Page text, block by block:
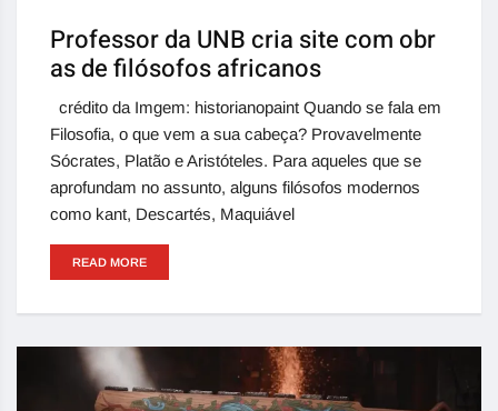
Professor da UNB cria site com obr
as de filósofos africanos
crédito da Imgem: historianopaint Quando se fala em
Filosofia, o que vem a sua cabeça? Provavelmente
Sócrates, Platão e Aristóteles. Para aqueles que se
aprofundam no assunto, alguns filósofos modernos
como kant, Descartés, Maquiável
READ MORE